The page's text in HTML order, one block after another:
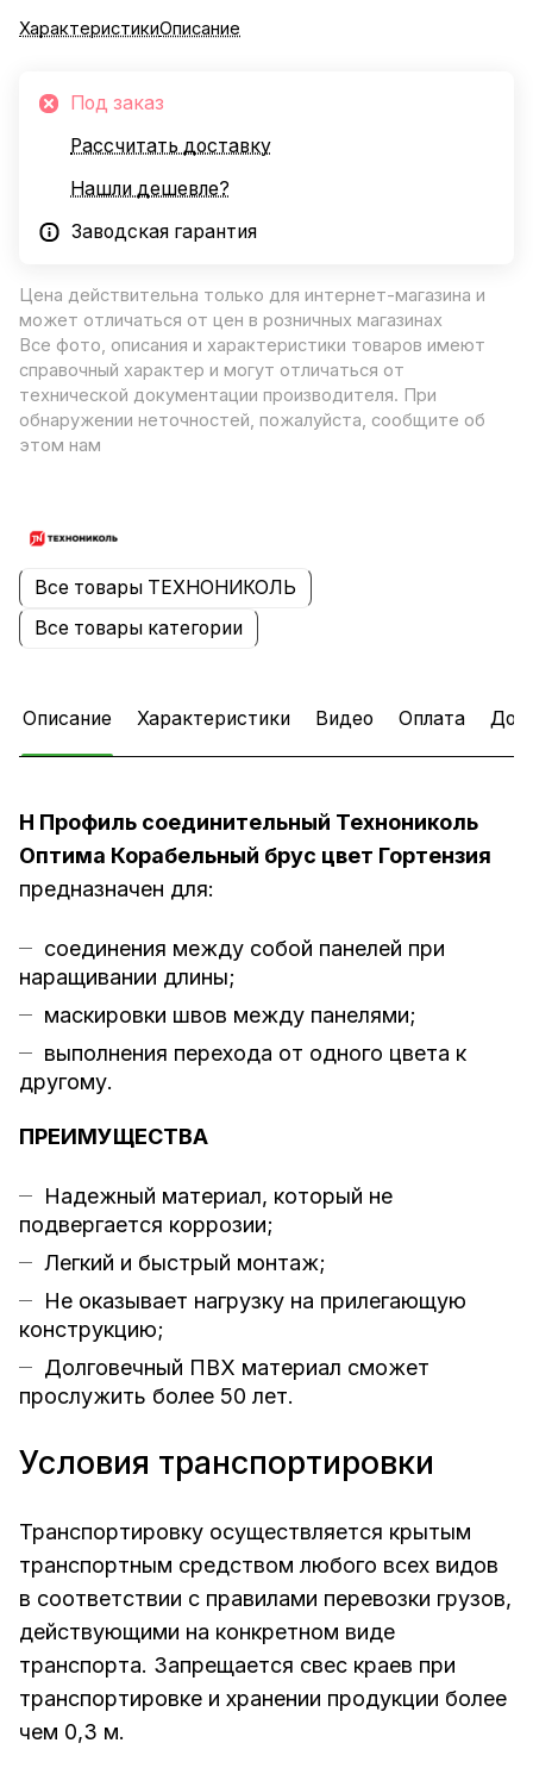
ХарактеристикиОписание
Под заказ
Рассчитать доставку
Нашли дешевле?
Заводская гарантия
Цена действительна только для интернет-магазина и
может отличаться от цен в розничных магазинах
Все фото, описания и характеристики товаров имеют
справочный характер и могут отличаться от
технической документации производителя. При
обнаружении неточностей, пожалуйста, сообщите об
этом нам
Все товары ТЕХНОНИКОЛЬ
Все товары категории
Описание Характеристики Видео Оплата
H Профиль соединительный Технониколь
Оптима Корабельный брус цвет Гортензия
предназначен для:
соединения между собой панелей при
наращивании длины;
маскировки швов между панелями;
выполнения перехода от одного цвета к
другому.
ПРЕИМУЩЕСТВА
Надежный материал, который не
подвергается коррозии;
Легкий и быстрый монтаж;
Не оказывает нагрузку на прилегающую
конструкцию;
Долговечный ПВХ материал сможет
прослужить более 50 лет.
Условия транспортировки
Транспортировку осуществляется крытым
транспортным средством любого всех видов
в соответствии с правилами перевозки грузов,
действующими на конкретном виде
транспорта. Запрещается свес краев при
транспортировке и хранении продукции более
чем 0,3 м.